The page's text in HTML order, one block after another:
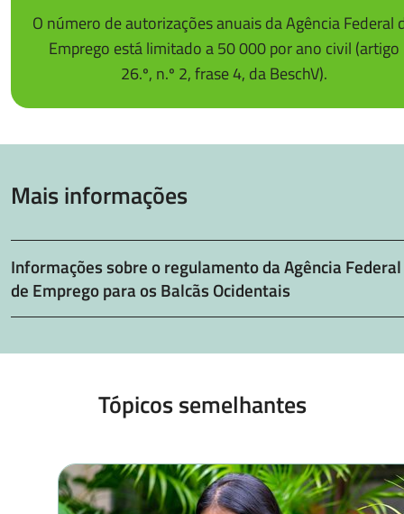
O número de autorizações anuais da Agência Federal
Emprego está limitado a 50 000 por ano civil (artigo
26.º, n.º 2, frase 4, da BeschV).
Mais informações
Informações sobre o regulamento da Agência Federal
de Emprego para os Balcãs Ocidentais
Tópicos semelhantes